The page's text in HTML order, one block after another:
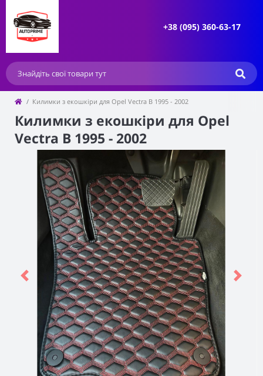
+38 (095) 360-63-17
Килимки з екошкіри для Opel Vectra B 1995 - 2002
Килимки з екошкіри для Opel
Vectra B 1995 - 2002
Previous Next